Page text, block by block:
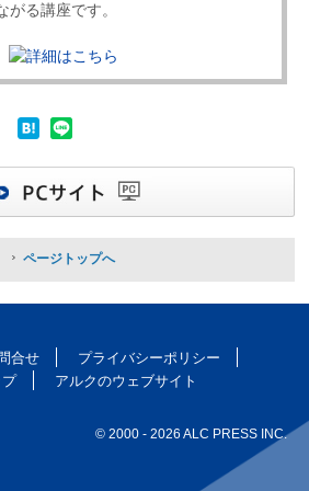
る講座です。
ページトップへ
合せ
プライバシーポリシー
アルクのウェブサイト
© 2000 - 2026 ALC PRESS INC.